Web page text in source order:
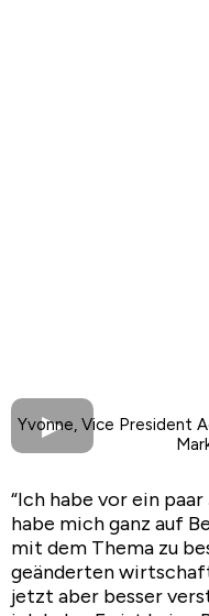
Yvonne, Vice President
“Ich habe vor ein
habe mich ganz auf
mit dem Thema zu
geänderten
jetzt aber besser